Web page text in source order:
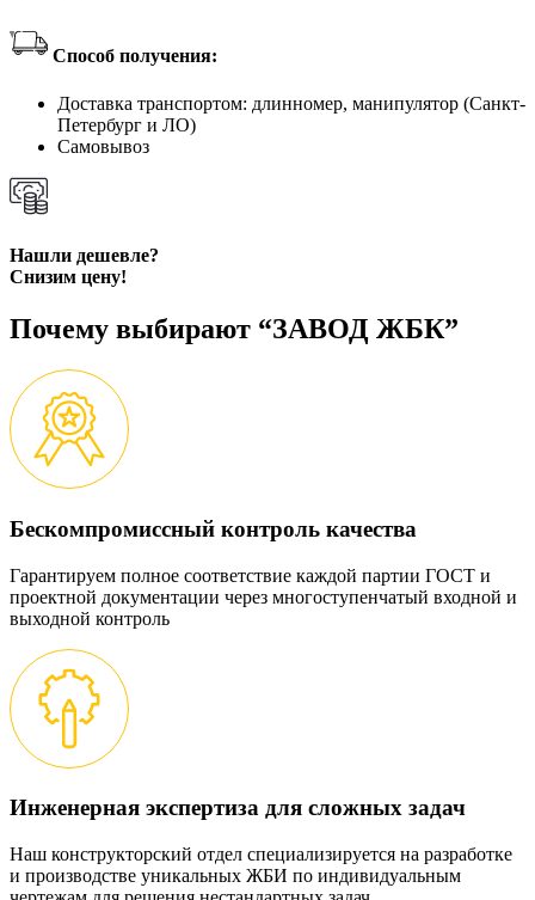
Способ получения:
Доставка транспортом: длинномер, манипулятор (Санкт-
Петербург и ЛО)
Самовывоз
Нашли дешевле?
Снизим цену!
Почему выбирают “ЗАВОД ЖБК”
Бескомпромиссный контроль качества
Гарантируем полное соответствие каждой партии ГОСТ и
проектной документации через многоступенчатый входной и
выходной контроль
Инженерная экспертиза для сложных задач
Наш конструкторский отдел специализируется на разработке
и производстве уникальных ЖБИ по индивидуальным